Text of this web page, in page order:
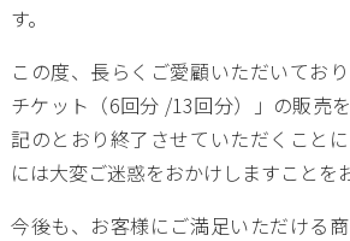
す。
この度、長らくご愛顧いただいてお
チケット（6回分 /13回分）」の販売
記のとおり終了させていただくこと
には大変ご迷惑をおかけしますことを
今後も、お客様にご満足いただける